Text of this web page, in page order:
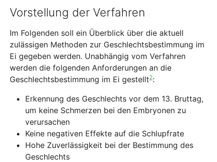
Vorstellung der Verfahren
Im Folgenden soll ein Überblick über die aktuell
zulässigen Methoden zur Geschlechtsbestimmung im
Ei gegeben werden. Unabhängig vom Verfahren
werden die folgenden Anforderungen an die
Geschlechtsbestimmung im Ei gestellt2:
Erkennung des Geschlechts vor dem 13. Bruttag,
um keine Schmerzen bei den Embryonen zu
verursachen
Keine negativen Effekte auf die Schlupfrate
Hohe Zuverlässigkeit bei der Bestimmung des
Geschlechts